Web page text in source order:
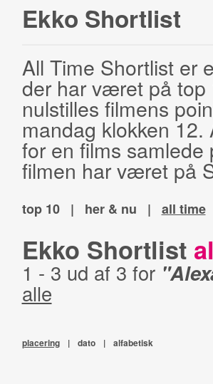
Ekko Shortlist
All Time Shortlist er
der har været på top
nulstilles filmens
mandag klokken
for en films
filmen har været på
top 10 | her & nu | all time
Ekko Shortlist
1 - 3 ud af 3 for
alle
placering | dato | alfabetisk